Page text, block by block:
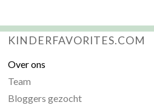
KINDERFAVORITES.COM
Over ons
Team
Bloggers gezocht